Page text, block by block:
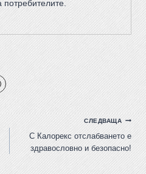
потребителите.
СЛЕДВАЩА
С Калорекс отслабването е
здравословно и безопасно!